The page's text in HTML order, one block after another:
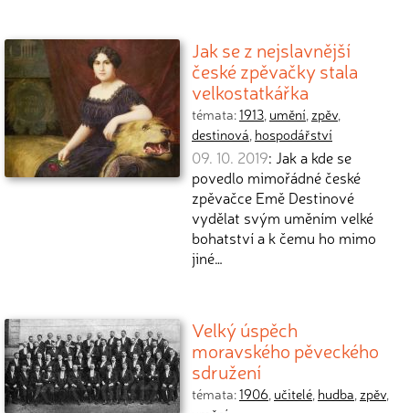
Jak se z nejslavnější
české zpěvačky stala
velkostatkářka
témata:1913, umění, zpěv,
destinová, hospodářství
09. 10. 2019: Jak a kde se
povedlo mimořádné české
zpěvačce Emě Destinové
vydělat svým uměním velké
bohatství a k čemu ho mimo
jiné…
Velký úspěch
moravského pěveckého
sdružení
témata:1906, učitelé, hudba, zpěv,